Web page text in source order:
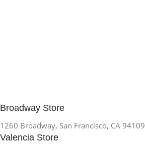
Broadway Store
1260 Broadway, San Francisco, CA 94109
Valencia Store